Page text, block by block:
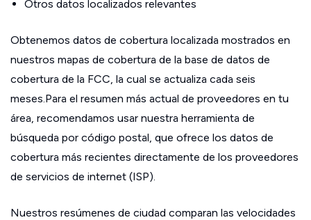
Otros datos localizados relevantes
Obtenemos datos de cobertura localizada mostrados en
nuestros mapas de cobertura de la base de datos de
cobertura de la FCC, la cual se actualiza cada seis
meses.Para el resumen más actual de proveedores en tu
área, recomendamos usar nuestra herramienta de
búsqueda por código postal, que ofrece los datos de
cobertura más recientes directamente de los proveedores
de servicios de internet (ISP).
Nuestros resúmenes de ciudad comparan las velocidades